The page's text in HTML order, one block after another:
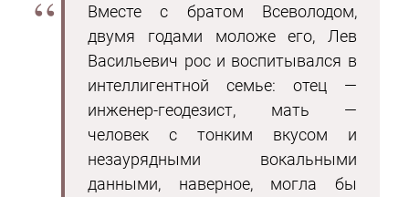
Вместе с братом Всеволодом,
двумя годами моложе его, Лев
Васильевич рос и воспитывался в
интеллигентной семье: отец —
инженер-геодезист, мать —
человек с тонким вкусом и
незаурядными вокальными
данными, наверное, могла бы